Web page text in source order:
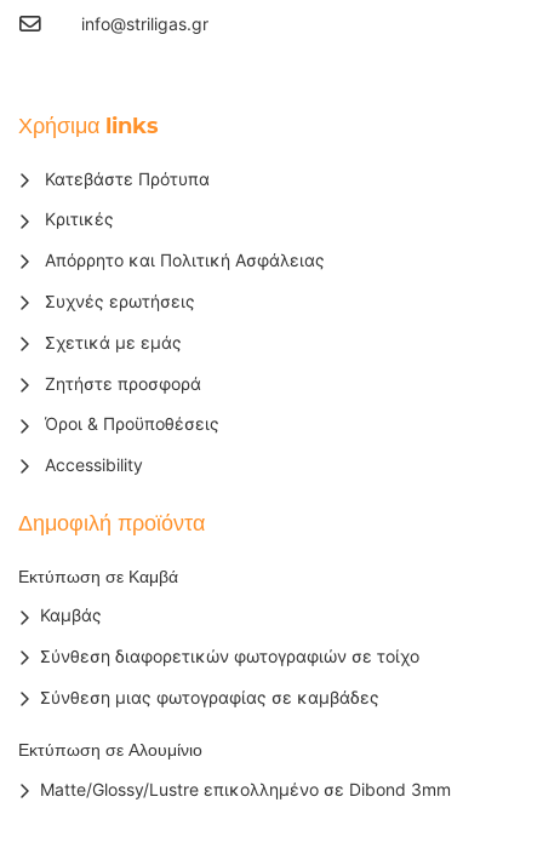
info@striligas.gr
Χρήσιμα links
Κατεβάστε Πρότυπα
Κριτικές
Απόρρητο και Πολιτική Ασφάλειας
Συχνές ερωτήσεις
Σχετικά με εμάς
Ζητήστε προσφορά
Όροι & Προϋποθέσεις
Accessibility
Δημοφιλή προϊόντα
Εκτύπωση σε Καμβά
Καμβάς
Σύνθεση διαφορετικών φωτογραφιών σε τοίχο
Σύνθεση μιας φωτογραφίας σε καμβάδες
Εκτύπωση σε Αλουμίνιο
Matte/Glossy/Lustre επικολλημένο σε Dibond 3mm